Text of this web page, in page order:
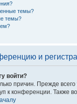
темы?
темы?
и
войти?
причин. Прежде
к конференции. Также